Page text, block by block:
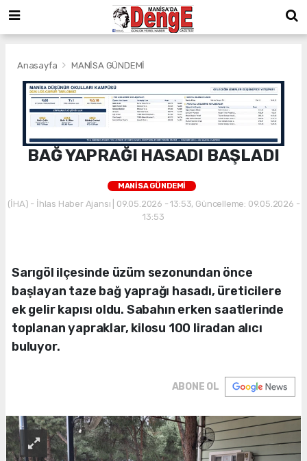
Anasayfa MANİSA GÜNDEMİ
BAĞ YAPRAĞI HASADI BAŞLADI
MANİSA GÜNDEMİ
(İHA) - İhlas Haber Ajansı | 09.05.2026 - 13:53, Güncelleme: 09.05.2026 -
13:53
Sarıgöl ilçesinde üzüm sezonundan önce
başlayan taze bağ yaprağı hasadı, üreticilere
ek gelir kapısı oldu. Sabahın erken saatlerinde
toplanan yapraklar, kilosu 100 liradan alıcı
buluyor.
ABONE OL